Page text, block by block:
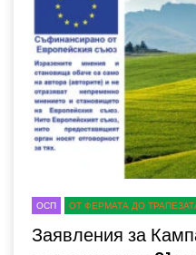
ОСП ОТ ФЕРМАТА ДО
Заявления за